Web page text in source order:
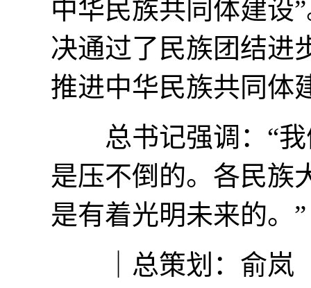
中华民族共同体建设
决通过了民族团结进
推进中华民族共同体
总书记强调：“我
是压不倒的。各民族
是有着光明未来的。”
｜总策划：俞岚